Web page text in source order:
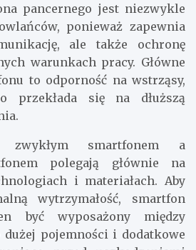
pancernego jest niezwykle
ponieważ zapewnia
ale także ochronę
warunkach pracy. Główne
to odporność na wstrząsy,
się na dłuższą
zwykłym smartfonem a
polegają głównie na
i materiałach. Aby
wytrzymałość, smartfon
być wyposażony między
pojemności i dodatkowe